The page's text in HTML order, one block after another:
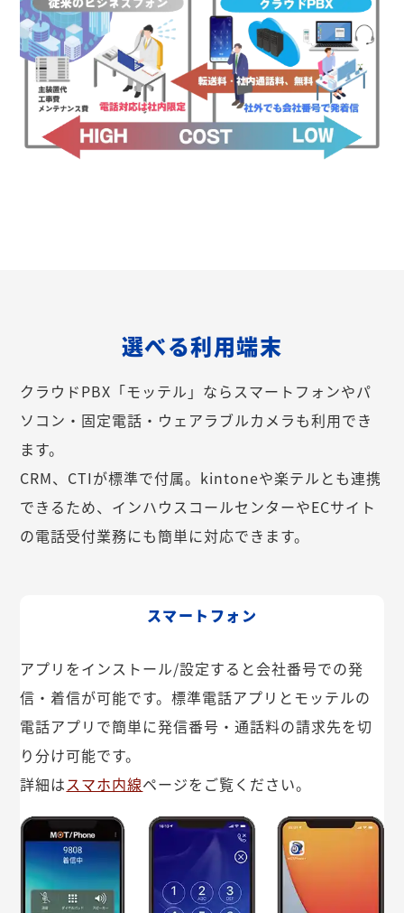
選べる利用端末
クラウドPBX「モッテル」ならスマートフォンやパ
ソコン・固定電話・ウェアラブルカメラも利用でき
ます。
CRM、CTIが標準で付属。kintoneや楽テルとも連携
できるため、インハウスコールセンターやECサイト
の電話受付業務にも簡単に対応できます。
スマートフォン
アプリをインストール/設定すると会社番号での発
信・着信が可能です。標準電話アプリとモッテルの
電話アプリで簡単に発信番号・通話料の請求先を切
り分け可能です。
詳細はスマホ内線ページをご覧ください。